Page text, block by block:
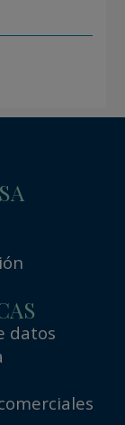
datos